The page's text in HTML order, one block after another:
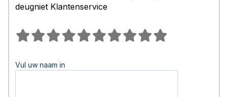
deugniet Klantenservice
Vul uw naam in